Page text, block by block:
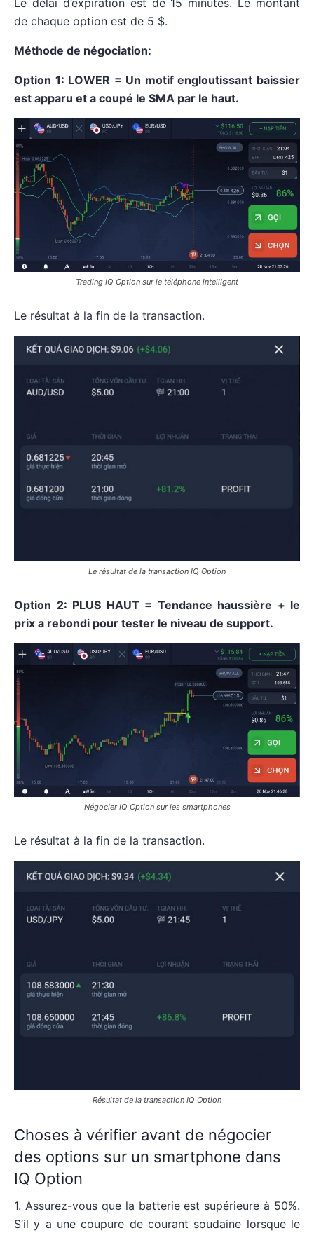
Le délai d’expiration est de 15 minutes. Le montant
de chaque option est de 5 $.
Méthode de négociation:
Option 1: LOWER = Un motif engloutissant baissier
est apparu et a coupé le SMA par le haut.
Trading IQ Option sur le téléphone intelligent
Le résultat à la fin de la transaction.
Le résultat de la transaction IQ Option
Option 2: PLUS HAUT = Tendance haussière + le
prix a rebondi pour tester le niveau de support.
Négocier IQ Option sur les smartphones
Le résultat à la fin de la transaction.
Résultat de la transaction IQ Option
Choses à vérifier avant de négocier
des options sur un smartphone dans
IQ Option
1. Assurez-vous que la batterie est supérieure à 50%.
S’il y a une coupure de courant soudaine lorsque le